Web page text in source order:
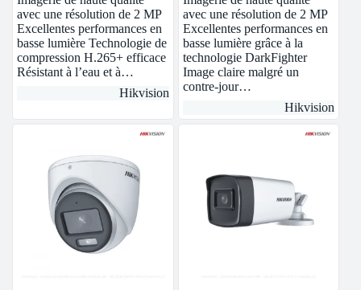
avec une résolution de 2 MP
Excellentes performances en
basse lumière Technologie de
compression H.265+ efficace
Résistant à l’eau et à…
Hikvision
avec une résolution de 2 MP
Excellentes performances en
basse lumière grâce à la
technologie DarkFighter
Image claire malgré un
contre-jour…
Hikvision